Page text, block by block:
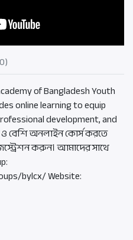
0)
of Bangladesh Youth
online learning to equip
development, and
বেশি অনলাইন কোর্স করতে
করুন। আমাদের সাথে
bylcx/ Website: